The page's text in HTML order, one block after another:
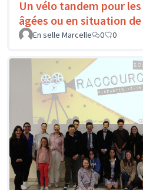
Un vélo tandem pour
âgées ou en situation
En selle Marcelle
0 0